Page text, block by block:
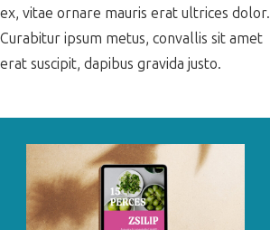
ex, vitae ornare mauris erat ultrices dolor.
Curabitur ipsum metus, convallis sit amet
erat suscipit, dapibus gravida justo.